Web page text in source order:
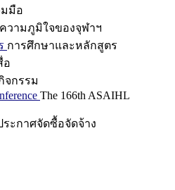
มือ
ความภูมิใจของจุฬาฯ
การศึกษาและหลักสูตร
อ
กรรม
The 166th ASAIHL
ระกาศจัดซื้อจัดจ้าง